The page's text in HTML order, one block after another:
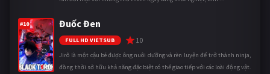
#10 Đuốc Đen
FULL HD VIETSUB 10
Jirô là một cậu bé được ông nuôi dưỡng và rèn luyện để trở thành ninja,
đồng thời sở hữu khả năng đặc biệt có thể giao tiếp với các loài động vật.